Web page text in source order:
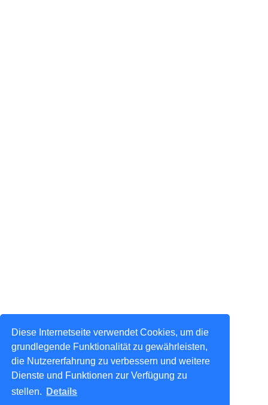
Diese Internetseite verwendet Cookies, um die
grundlegende Funktionalität zu gewährleisten,
die Nutzererfahrung zu verbessern und weitere
Dienste und Funktionen zur Verfügung zu
stellen.
Details